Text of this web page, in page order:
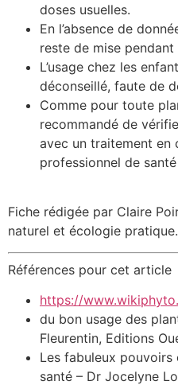
doses usuelles.
En l’absence de
reste de mise pendant
L’usage chez les
déconseillé, faute de
Comme pour toute
recommandé de
avec un traitement en
professionnel de
Fiche rédigée par Claire
naturel et écologie pratique.
Références pour cet article
https://
du bon usage des
Fleurentin, Editions
Les fabuleux
santé – Dr Jocelyne